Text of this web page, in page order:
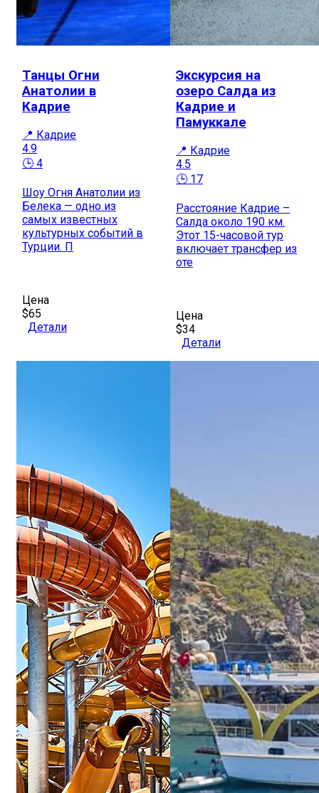
Танцы Огни
Анатолии в
Кадрие
📍 Кадрие
4.9
🕒 4
Шоу Огня Анатолии из
Белека — одно из
самых известных
культурных событий в
Турции. П
Цена
$65
Детали
Экскурсия на
озеро Салда из
Кадрие и
Памуккале
📍 Кадрие
4.5
🕒 17
Расстояние Кадрие –
Салда около 190 км.
Этот 15-часовой тур
включает трансфер из
оте
Цена
$34
Детали